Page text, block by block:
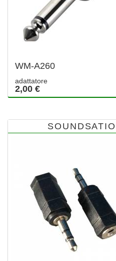
WM-A260
adattatore
2,00 €